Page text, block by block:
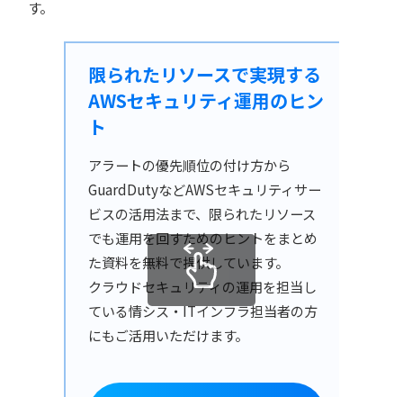
す。
限られたリソースで実現する
AWSセキュリティ運用のヒン
ト
アラートの優先順位の付け方から
GuardDutyなどAWSセキュリティサー
ビスの活用法まで、限られたリソース
でも運用を回すためのヒントをまとめ
た資料を無料で提供しています。
クラウドセキュリティの運用を担当し
ている情シス・ITインフラ担当者の方
にもご活用いただけます。